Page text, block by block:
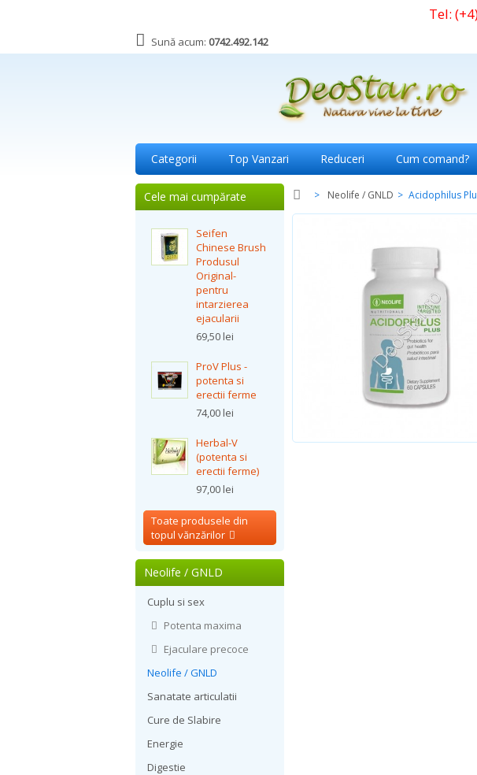
Tel:
Sună acum: 0742.492.142
Categorii Top Vanzari Reduceri Cum comand?
Cele mai cumpărate
Seifen
Chinese Brush
Produsul
Original-
pentru
intarzierea
ejacularii
69,50 lei
ProV Plus -
potenta si
erectii ferme
74,00 lei
Herbal-V
(potenta si
erectii ferme)
97,00 lei
Toate produsele din
topul vănzărilor
Neolife / GNLD
Cuplu si sex
Potenta maxima
Ejaculare precoce
Neolife / GNLD
Sanatate articulatii
Cure de Slabire
Energie
Digestie
> Neolife / GNLD > Acidophilus